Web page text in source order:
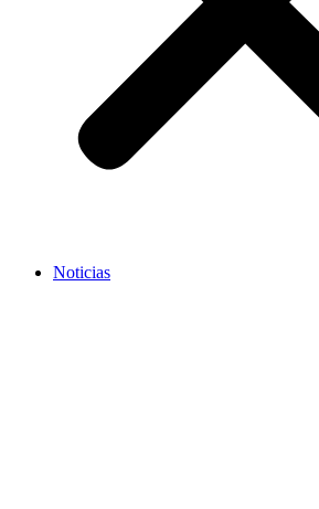
Noticias